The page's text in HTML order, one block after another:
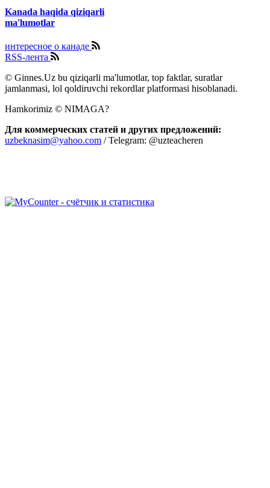
Kanada haqida qiziqarli
ma'lumotlar
интересное о канаде
RSS-лента
© Ginnes.Uz bu qiziqarli ma'lumotlar, top faktlar, suratlar
jamlanmasi, lol qoldiruvchi rekordlar platformasi hisoblanadi.
Hamkorimiz © NIMAGA?
Для коммерческих статей и других предложений:
uzbeknasim@yahoo.com / Telegram: @uzteacheren